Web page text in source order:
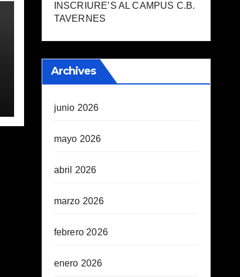
INSCRIURE’S AL CAMPUS C.B.
TAVERNES
Archives
junio 2026
mayo 2026
abril 2026
marzo 2026
febrero 2026
enero 2026